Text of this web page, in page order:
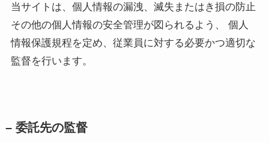
当サイトは、個人情報の漏洩、滅失またはき損の防止
その他の個人情報の安全管理が図られるよう、 個人
情報保護規程を定め、従業員に対する必要かつ適切な
監督を行います。
– 委託先の監督